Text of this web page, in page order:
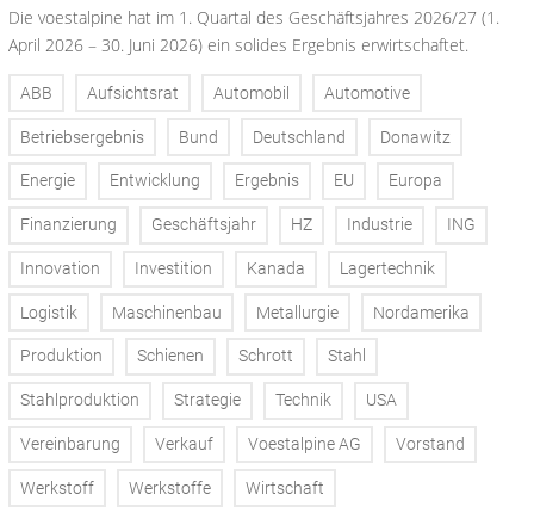
Die voestalpine hat im 1. Quartal des Geschäftsjahres 2026/27 (1.
April 2026 – 30. Juni 2026) ein solides Ergebnis erwirtschaftet.
ABB Aufsichtsrat Automobil Automotive
Betriebsergebnis Bund Deutschland Donawitz
Energie Entwicklung Ergebnis EU Europa
Finanzierung Geschäftsjahr HZ Industrie ING
Innovation Investition Kanada Lagertechnik
Logistik Maschinenbau Metallurgie Nordamerika
Produktion Schienen Schrott Stahl
Stahlproduktion Strategie Technik USA
Vereinbarung Verkauf Voestalpine AG Vorstand
Werkstoff Werkstoffe Wirtschaft